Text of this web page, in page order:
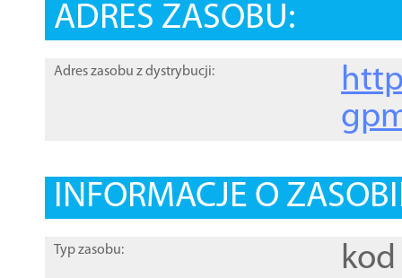
ADRES ZASOBU:
Adres zasobu z dystrybucji:
INFORMACJE O
Typ zasobu: kod